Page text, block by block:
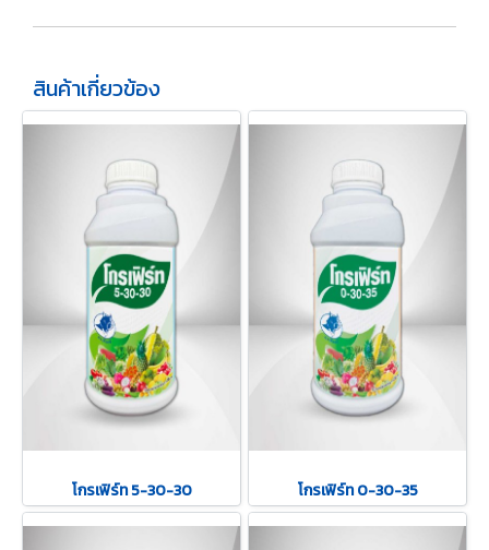
สินค้าเกี่ยวข้อง
โกรเฟิร์ท 5-30-30 โกรเฟิร์ท 0-30-35